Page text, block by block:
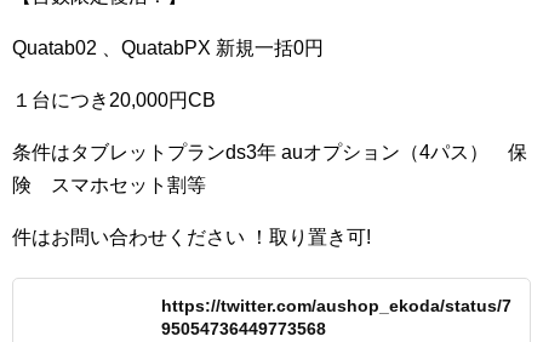
Quatab02 、QuatabPX 新規一括0円
１台につき20,000円CB
条件はタブレットプランds3年 auオプション（4パス） 保
険 スマホセット割等
件はお問い合わせください ！取り置き可!
https://twitter.com/aushop_ekoda/status/7
95054736449773568